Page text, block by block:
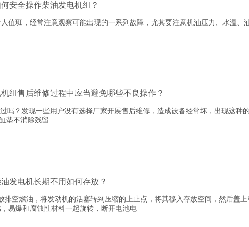
安全操作柴油发电机组？
班，经常注意观察可能出现的一系列故障，尤其要注意机油压力、水温、
组售后维修过程中应当避免哪些不良操作？
？发现一些用户没有选择厂家开展售后维修，造成设备经常坏，出现这种
垫不消除残留
发电机长期不用如何存放？
排空燃油，将发动机的活塞转到压缩的上止点，将其移入存放空间，然后盖
易爆和腐蚀性材料一起旋转，断开电池电